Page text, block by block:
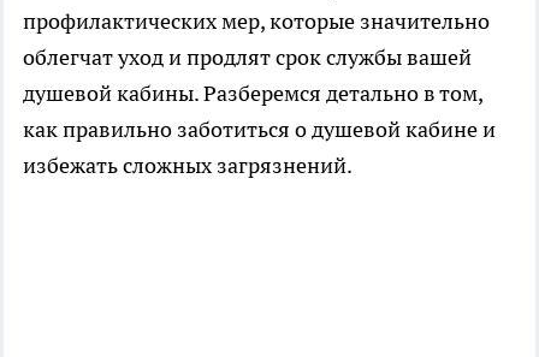
профилактических мер, которые значительно
облегчат уход и продлят срок службы вашей
душевой кабины. Разберемся детально в том,
как правильно заботиться о душевой кабине и
избежать сложных загрязнений.